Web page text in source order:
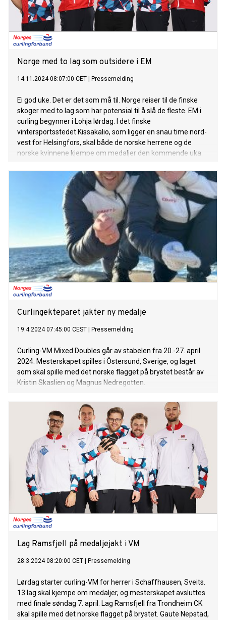
Norge med to lag som outsidere i EM
14.11.2024 08:07:00 CET Pressemelding
Ei god uke. Det er det som må til. Norge reiser til de finske
skoger med to lag som har potensial til å slå de fleste. EM i
curling begynner i Lohja lørdag. I det finske
vintersportsstedet Kissakalio, som ligger en snau time nord-
vest for Helsingfors, skal både de norske herrene og de
norske kvinnene kjempe om medaljer den kommende uka.
Curlingekteparet jakter ny medalje
19.4.2024 07:45:00 CEST Pressemelding
Curling-VM Mixed Doubles går av stabelen fra 20.-27. april
2024. Mesterskapet spilles i Östersund, Sverige, og laget
som skal spille med det norske flagget på brystet består av
Kristin Skaslien og Magnus Nedregotten.
Lag Ramsfjell på medaljejakt i VM
28.3.2024 08:20:00 CET Pressemelding
Lørdag starter curling-VM for herrer i Schaffhausen, Sveits.
13 lag skal kjempe om medaljer, og mesterskapet avsluttes
med finale søndag 7. april. Lag Ramsfjell fra Trondheim CK
skal spille med det norske flagget på brystet. Gaute Nepstad,